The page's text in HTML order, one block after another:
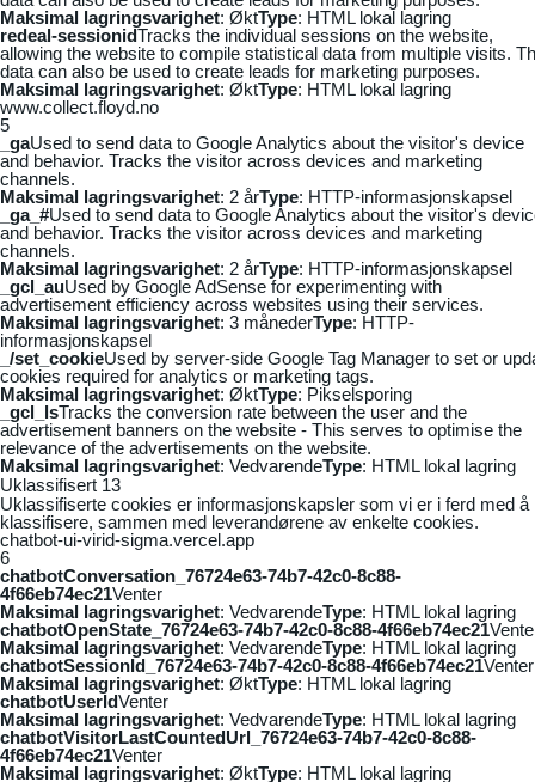
Maksimal lagringsvarighet: ØktType: HTML lokal lagring
redeal-sessionidTracks the individual sessions on the website,
allowing the website to compile statistical data from multiple visits.
data can also be used to create leads for marketing purposes.
Maksimal lagringsvarighet: ØktType: HTML lokal lagring
www.collect.floyd.no
5
_gaUsed to send data to Google Analytics about the visitor's device
and behavior. Tracks the visitor across devices and marketing
channels.
Maksimal lagringsvarighet: 2 årType: HTTP-informasjonskapsel
_ga_#Used to send data to Google Analytics about the visitor's
and behavior. Tracks the visitor across devices and marketing
channels.
Maksimal lagringsvarighet: 2 årType: HTTP-informasjonskapsel
_gcl_auUsed by Google AdSense for experimenting with
advertisement efficiency across websites using their services.
Maksimal lagringsvarighet: 3 månederType: HTTP-
informasjonskapsel
_/set_cookieUsed by server-side Google Tag Manager to set or
cookies required for analytics or marketing tags.
Maksimal lagringsvarighet: ØktType: Pikselsporing
_gcl_lsTracks the conversion rate between the user and the
advertisement banners on the website - This serves to optimise the
relevance of the advertisements on the website.
Maksimal lagringsvarighet: VedvarendeType: HTML lokal lagring
Uklassifisert 13
Uklassifiserte cookies er informasjonskapsler som vi er i ferd med å
klassifisere, sammen med leverandørene av enkelte cookies.
chatbot-ui-virid-sigma.vercel.app
6
chatbotConversation_76724e63-74b7-42c0-8c88-
4f66eb74ec21Venter
Maksimal lagringsvarighet: VedvarendeType: HTML lokal lagring
chatbotOpenState_76724e63-74b7-42c0-8c88-4f66eb74ec21
Maksimal lagringsvarighet: VedvarendeType: HTML lokal lagring
chatbotSessionId_76724e63-74b7-42c0-8c88-4f66eb74ec21Venter
Maksimal lagringsvarighet: ØktType: HTML lokal lagring
chatbotUserIdVenter
Maksimal lagringsvarighet: VedvarendeType: HTML lokal lagring
chatbotVisitorLastCountedUrl_76724e63-74b7-42c0-8c88-
4f66eb74ec21Venter
Maksimal lagringsvarighet: ØktType: HTML lokal lagring